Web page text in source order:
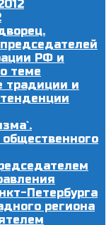
РФ и
теме
традиции и
Петербурга
региона